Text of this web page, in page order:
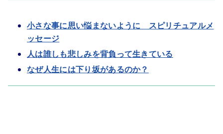
小さな事に思い悩まないように スピリチュアルメ
ッセージ
人は誰しも悲しみを背負って生きている
なぜ人生には下り坂があるのか？